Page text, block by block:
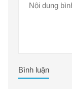
Bình luận